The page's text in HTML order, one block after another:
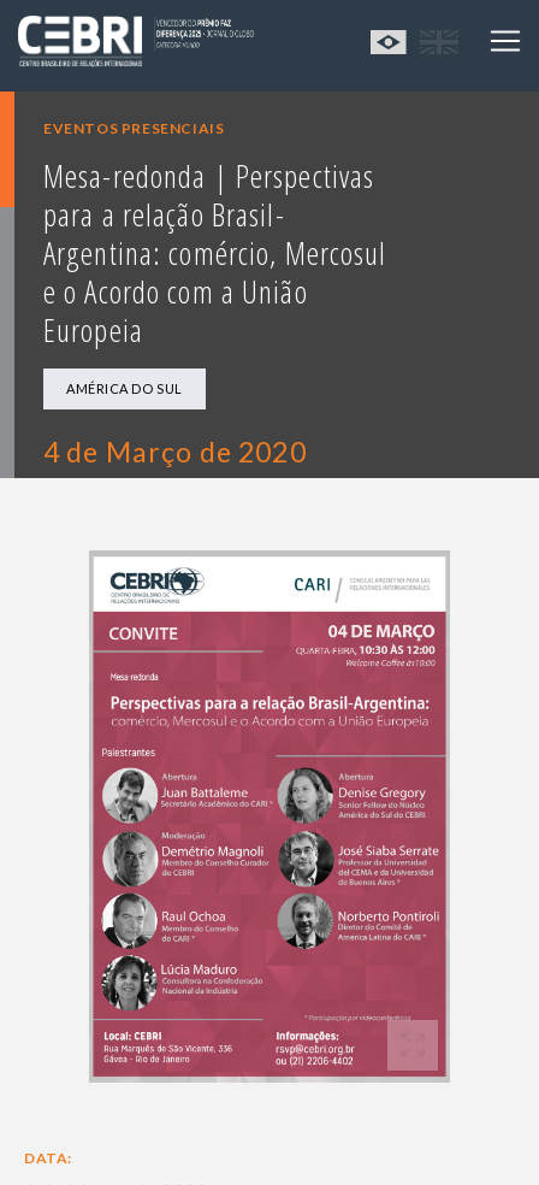
EVENTOS PRESENCIAIS
Mesa-redonda | Perspectivas
para a relação Brasil-
Argentina: comércio, Mercosul
e o Acordo com a União
Europeia
AMÉRICA DO SUL
4 de Março de 2020
DATA: